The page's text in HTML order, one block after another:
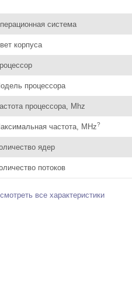
система
корпуса
процессора
процессора, Mhz
частота, MHz?
ядер
потоков
все характеристики